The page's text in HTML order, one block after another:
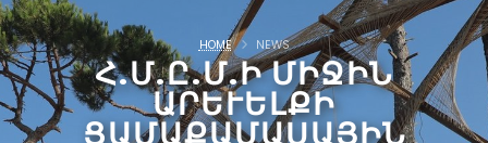
Հ.Մ.Ը.Մ.Ի ՄԻՋԻՆ
ԱՐԵՒԵԼՔԻ
HOME NEWS